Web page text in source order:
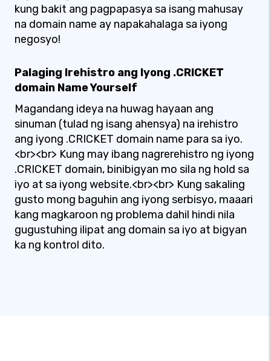
kung bakit ang pagpapasya sa isang mahusay
na domain name ay napakahalaga sa iyong
negosyo!
Palaging Irehistro ang Iyong .CRICKET
domain Name Yourself
Magandang ideya na huwag hayaan ang
sinuman (tulad ng isang ahensya) na irehistro
ang iyong .CRICKET domain name para sa iyo.
<br><br> Kung may ibang nagrerehistro ng iyong
.CRICKET domain, binibigyan mo sila ng hold sa
iyo at sa iyong website.<br><br> Kung sakaling
gusto mong baguhin ang iyong serbisyo, maaari
kang magkaroon ng problema dahil hindi nila
gugustuhing ilipat ang domain sa iyo at bigyan
ka ng kontrol dito.